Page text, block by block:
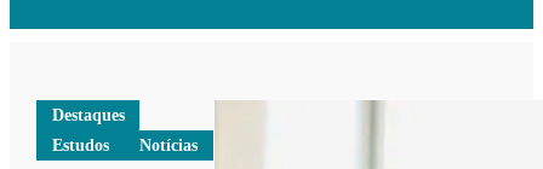
Destaques
Estudos
Notícias